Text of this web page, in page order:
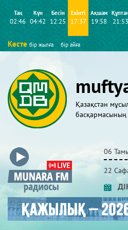
Таң
02:46
Күн
04:42
Бесін
12:25
Екінті
17:37
Ақшам
19:58 21:53
Кесте бір жылға бір айға
Қазақстан
06
22